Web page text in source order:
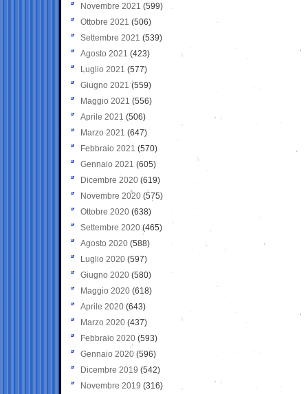
Novembre 2021 (599)
Ottobre 2021 (506)
Settembre 2021 (539)
Agosto 2021 (423)
Luglio 2021 (577)
Giugno 2021(559)
Maggio 2021 (556)
Aprile 2021 (506)
Marzo 2021 (647)
Febbraio 2021 (570)
Gennaio 2021 (605)
Dicembre 2020 (619)
Novembre 2020 (575)
Ottobre 2020 (638)
Settembre 2020(465)
Agosto 2020 (588)
Luglio 2020 (597)
Giugno 2020 (580)
Maggio 2020 (618)
Aprile 2020 (643)
Marzo 2020 (437)
Febbraio 2020 (593)
Gennaio 2020 (596)
Dicembre 2019 (542)
Novembre 2019 (316)